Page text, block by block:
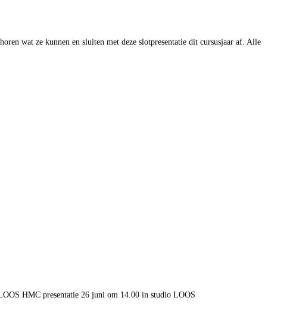
wat ze kunnen en sluiten met deze slotpresentatie dit cursusjaar af. Alle
HMC presentatie 26 juni om 14.00 in studio LOOS